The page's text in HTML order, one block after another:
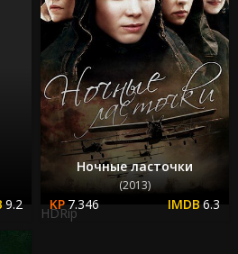
9.2
Ночные ласточки
(2013)
7.346 6.3
HDRip